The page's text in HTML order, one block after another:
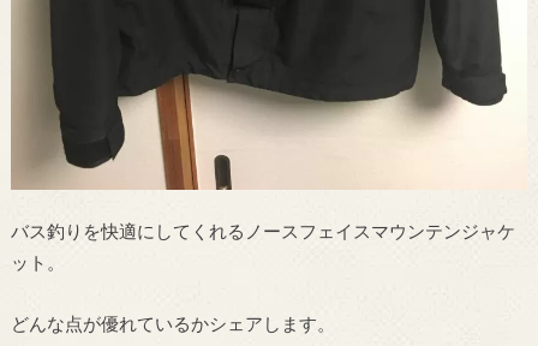
バス釣りを快適にしてくれるノースフェイスマウンテンジャケ
ット。
どんな点が優れているかシェアします。